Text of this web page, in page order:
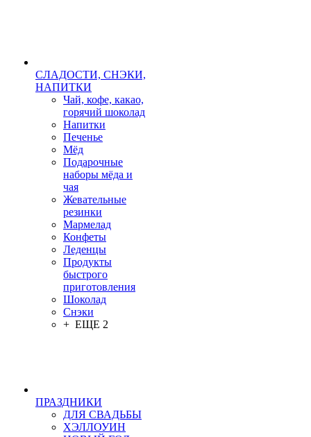
СЛАДОСТИ, СНЭКИ,
НАПИТКИ
Чай, кофе, какао,
горячий шоколад
Напитки
Печенье
Мёд
Подарочные
наборы мёда и
чая
Жевательные
резинки
Мармелад
Конфеты
Леденцы
Продукты
быстрого
приготовления
Шоколад
Снэки
+ ЕЩЕ 2
ПРАЗДНИКИ
ДЛЯ СВАДЬБЫ
ХЭЛЛОУИН